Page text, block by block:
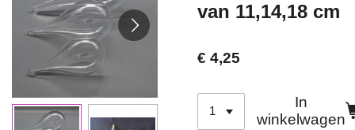
van 11,14,18 cm
€ 4,25
In
winkelwagen